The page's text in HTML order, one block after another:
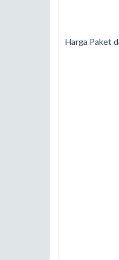
Harga Paket